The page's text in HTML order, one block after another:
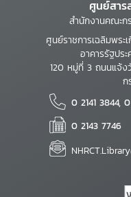
ศูนย์สา
สำนักงานคณะก
ศูนย์ราชการเฉลิมพร
อาคารรัฐปร
120 หมู่ที่ 3 ถนนแจ้
ก
0 2141 3844,
0 2143 7746